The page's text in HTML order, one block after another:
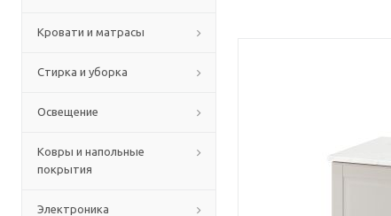
Кровати и матрасы
Стирка и уборка
Освещение
Ковры и напольные
покрытия
Электроника